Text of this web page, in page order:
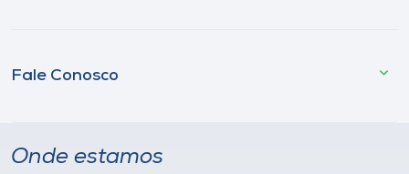
Fale Conosco
Onde estamos